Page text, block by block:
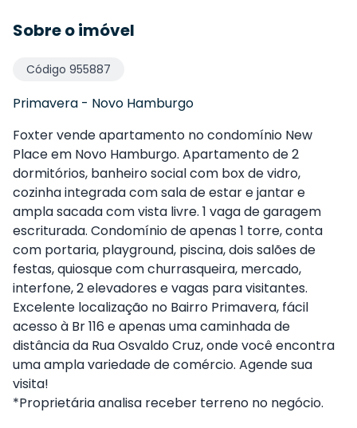
Sobre o imóvel
Código 955887
Primavera - Novo Hamburgo
Foxtervende apartamento no condomínio New
Placeem Novo Hamburgo. Apartamento de 2
dormitórios, banheiro social com box de vidro,
cozinha integrada com sala de estar e jantar e
ampla sacada com vista livre. 1 vaga de garagem
escriturada. Condomínio de apenas 1 torre, conta
com portaria, playground, piscina, dois salões de
festas, quiosque com churrasqueira, mercado,
interfone, 2 elevadores e vagas para visitantes.
Excelente localização no Bairro Primavera, fácil
acesso à Br 116 e apenas uma caminhada de
distância da Rua Osvaldo Cruz, onde você encontra
uma ampla variedade de comércio. Agende sua
visita!
*Proprietária analisa receber terreno no negócio.